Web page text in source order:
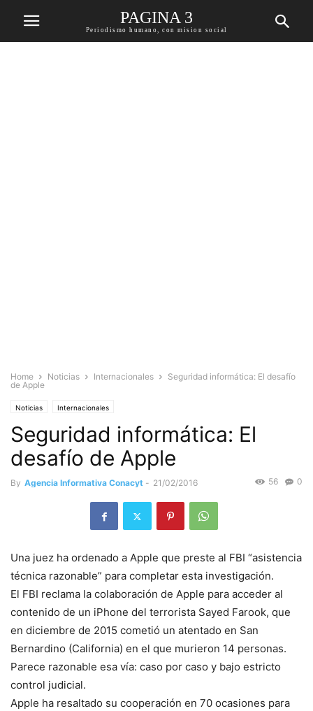
PAGINA 3
Periodismo humano, con mision social
Home Noticias Internacionales
Seguridad informática: El desafío
de Apple
Noticias Internacionales
Seguridad informática: El
desafío de Apple
By Agencia Informativa Conacyt - 21/02/2016 0
56
Una juez ha ordenado a Apple que preste al FBI “asistencia
técnica razonable” para completar esta investigación.
El FBI reclama la colaboración de Apple para acceder al
contenido de un iPhone del terrorista Sayed Farook, que
en diciembre de 2015 cometió un atentado en San
Bernardino (California) en el que murieron 14 personas.
Parece razonable esa vía: caso por caso y bajo estricto
control judicial.
Apple ha resaltado su cooperación en 70 ocasiones para